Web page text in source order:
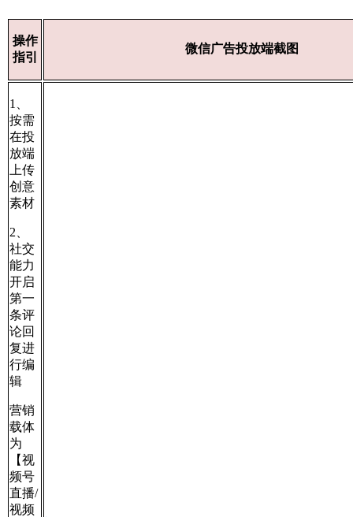
操作
指引
微信广告投放端截图
1、
按需
在投
放端
上传
创意
素材
2、
社交
能力
开启
第一
条评
论回
复进
行编
辑
营销
载体
为
【视
频号
直播/
视频